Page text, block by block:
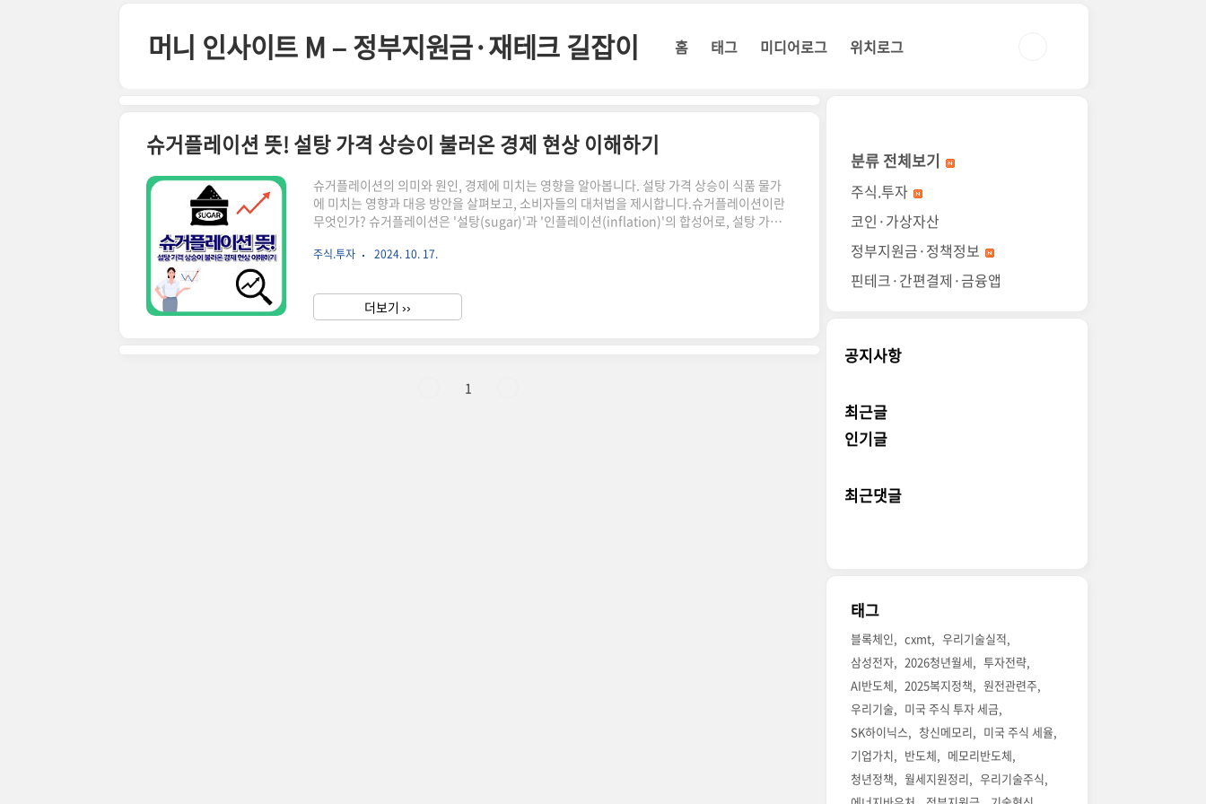
머니 인사이트 M – 정부지원금·재테크 길잡이 홈 태그 미디어로그 위치로그
슈거플레이션 뜻! 설탕 가격 상승이 불러온 경제 현상 이해하기
슈거플레이션의 의미와 원인, 경제에 미치는 영향을 알아봅니다. 설탕 가격 상승이 식품 물가
에 미치는 영향과 대응 방안을 살펴보고, 소비자들의 대처법을 제시합니다.슈거플레이션이란
무엇인가? 슈거플레이션은 '설탕(sugar)'과 '인플레이션(inflation)'의 합성어로, 설탕 가격
의 주요 원료이기 때문에, 설탕 가격이 오르면 과자, 빵, 아이스크림, 음료 등 다양한 가공식품
인상으로 이어짐전반적인 식품 물가 상승 유발외식 비용 증가에 영향슈거플레이션의 원인 1.
기후 변화와 농작물 생산량 감소최근 기후 변화로 인한 이상 기후 현상..
주식.투자 2024. 10. 17.
더보기 ››
1
분류 전체보기
주식.투자
코인·가상자산
정부지원금·정책정보
핀테크·간편결제·금융앱
공지사항
최근글
인기글
최근댓글
태그
블록체인 cxmt
우리기술실적
삼성전자
2026청년월세
투자전략
AI반도체
2025복지정책
원전관련주
우리기술
미국 주식 투자 세금
SK하이닉스
창신메모리
미국 주식 세율
기업가치
반도체
메모리반도체
청년정책
월세지원정리
우리기술주식